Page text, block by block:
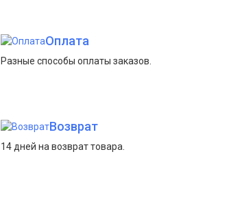
Оплата
Разные способы оплаты заказов.
Возврат
14 дней на возврат товара.